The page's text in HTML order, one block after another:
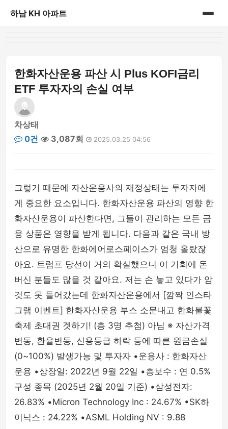
하남 KH 아파트
한화자산운용 파산 시 Plus KOFI금리
ETF 투자자의 손실 여부
차상태
0건
3,087회 2025.03.25 04:56
그렇기 때문에 자산운용사의 재정상태는 투자자에
게 중요한 요소입니다. 한화자산운용 파산의 영향 한
화자산운용이 파산한다면, 그들이 관리하는 모든 금
융 상품은 영향을 받게 됩니다. 다음과 같은 국내 방
산으로 유명한 한화에어로스페이스가 엄청 올랐잖
아요. 트럼프 당선이 거의 확실했으니 이 기회에 돈
버신 분들도 많을 것 같아요. 저는 손 놓고 있다가 암
것도 못 들어갔는데 한화자산운용에서 [깜짝 인스타
그램 이벤트] 한화자산운용 부스 소문내고 한화불꽃
축제 초대권 겟하기! (총 3명 추첨) 아님 ※ 자산가격
변동, 환율변동, 신용등급 하락 등에 따른 원금손실
(0~100%) 발생가능 및 투자자 •운용사 : 한화자산
운용 •상장일: 2022년 9월 22일 •총보수 : 연 0.5%
구성 종목 (2025년 2월 20일 기준) •삼성전자:
26.83% •Micron Technology Inc : 24.67% •SK하
이닉스 : 24.22% •ASML Holding NV : 9.88